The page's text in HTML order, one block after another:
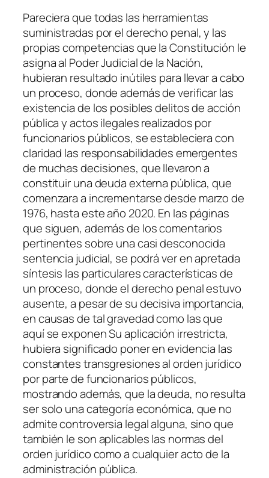
Pareciera que todas las herramientas
suministradas por el derecho penal, y las
propias competencias que la Constitución le
asigna al Poder Judicial de la Nación,
hubieran resultado inútiles para llevar a cabo
un proceso, donde además de verificar las
existencia de los posibles delitos de acción
pública y actos ilegales realizados por
funcionarios públicos, se estableciera con
claridad las responsabilidades emergentes
de muchas decisiones, que llevaron a
constituir una deuda externa pública, que
comenzara a incrementarse desde marzo de
1976, hasta este año 2020. En las páginas
que siguen, además de los comentarios
pertinentes sobre una casi desconocida
sentencia judicial, se podrá ver en apretada
síntesis las particulares características de
un proceso, donde el derecho penal estuvo
ausente, a pesar de su decisiva importancia,
en causas de tal gravedad como las que
aquí se exponen Su aplicación irrestricta,
hubiera significado poner en evidencia las
constantes transgresiones al orden jurídico
por parte de funcionarios públicos,
mostrando además, que la deuda, no resulta
ser solo una categoría económica, que no
admite controversia legal alguna, sino que
también le son aplicables las normas del
orden jurídico como a cualquier acto de la
administración pública.